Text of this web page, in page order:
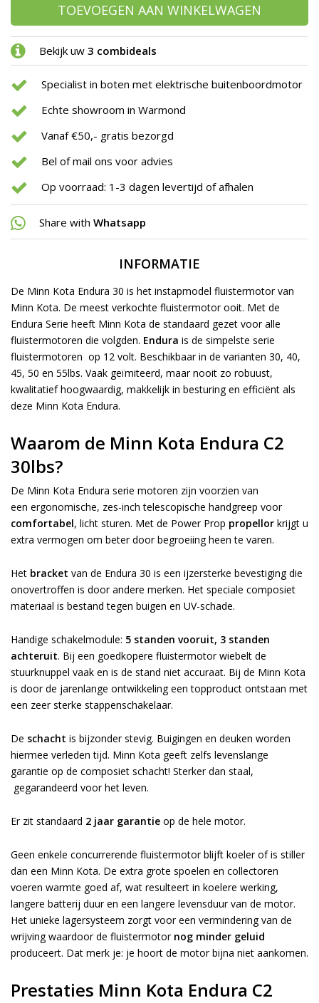
TOEVOEGEN AAN WINKELWAGEN
Bekijk uw 3 combideals
Specialist in boten met elektrische buitenboordmotor
Echte showroom in Warmond
Vanaf €50,- gratis bezorgd
Bel of mail ons voor advies
Op voorraad: 1-3 dagen levertijd of afhalen
Share with Whatsapp
INFORMATIE
De Minn Kota Endura 30 is het instapmodel fluistermotor van
Minn Kota. De meest verkochte fluistermotor ooit. Met de
Endura Serie heeft Minn Kota de standaard gezet voor alle
fluistermotoren die volgden. Endura is de simpelste serie
fluistermotoren op 12 volt. Beschikbaar in de varianten 30, 40,
45, 50 en 55lbs. Vaak geïmiteerd, maar nooit zo robuust,
kwalitatief hoogwaardig, makkelijk in besturing en efficiënt als
deze Minn Kota Endura.
Waarom de Minn Kota Endura C2
30lbs?
De Minn Kota Endura serie motoren zijn voorzien van
een ergonomische, zes-inch telescopische handgreep voor
comfortabel, licht sturen. Met de Power Prop propellor krijgt u
extra vermogen om beter door begroeiing heen te varen.
Het bracket van de Endura 30 is een ijzersterke bevestiging die
onovertroffen is door andere merken. Het speciale composiet
materiaal is bestand tegen buigen en UV-schade.
Handige schakelmodule: 5 standen vooruit, 3 standen
achteruit. Bij een goedkopere fluistermotor wiebelt de
stuurknuppel vaak en is de stand niet accuraat. Bij de Minn Kota
is door de jarenlange ontwikkeling een topproduct ontstaan met
een zeer sterke stappenschakelaar.
De schacht is bijzonder stevig. Buigingen en deuken worden
hiermee verleden tijd. Minn Kota geeft zelfs levenslange
garantie op de composiet schacht! Sterker dan staal,
gegarandeerd voor het leven.
Er zit standaard 2 jaar garantie op de hele motor.
Geen enkele concurrerende fluistermotor blijft koeler of is stiller
dan een Minn Kota. De extra grote spoelen en collectoren
voeren warmte goed af, wat resulteert in koelere werking,
langere batterij duur en een langere levensduur van de motor.
Het unieke lagersysteem zorgt voor een vermindering van de
wrijving waardoor de fluistermotor nog minder geluid
produceert. Dat merk je: je hoort de motor bijna niet aankomen.
Prestaties Minn Kota Endura C2